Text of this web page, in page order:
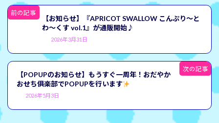
前の記事
【お知らせ】『APRICOT SWALLOW こんぷり～と
わ～くす vol.1』が通販開始♪
2026年3月31日
次の記事
【POPUPのお知らせ】もうすぐ一周年！おだやか
おせち俱楽部でPOPUPを行います
2026年5月3日